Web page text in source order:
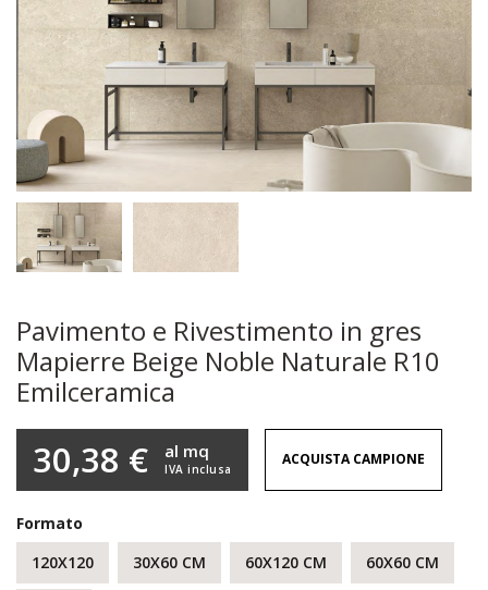
Pavimento e Rivestimento in gres
Mapierre Beige Noble Naturale R10
Emilceramica
30,38 € IVA inclusa
al mq ACQUISTA CAMPIONE
Formato
120X120
30X60 CM 60X120 CM 60X60 CM